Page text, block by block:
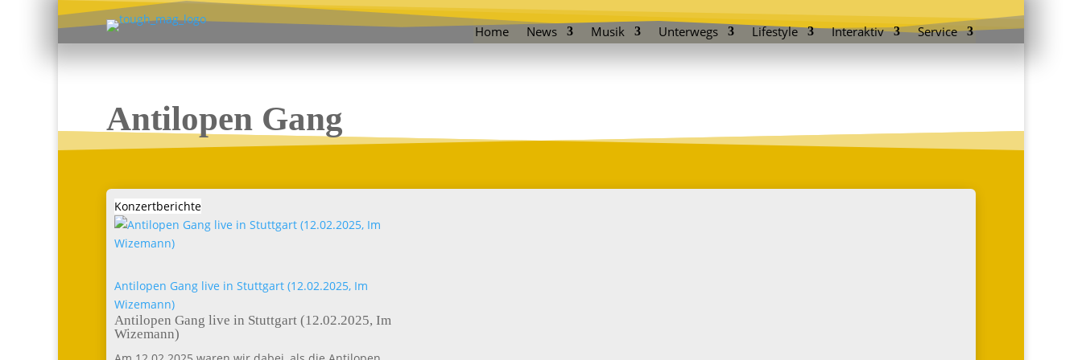
Home News Musik Unterwegs Lifestyle Interaktiv Service
Antilopen Gang
Konzertberichte
Antilopen Gang live in Stuttgart (12.02.2025, Im
Wizemann)
Antilopen Gang live in Stuttgart (12.02.2025, Im
Wizemann)